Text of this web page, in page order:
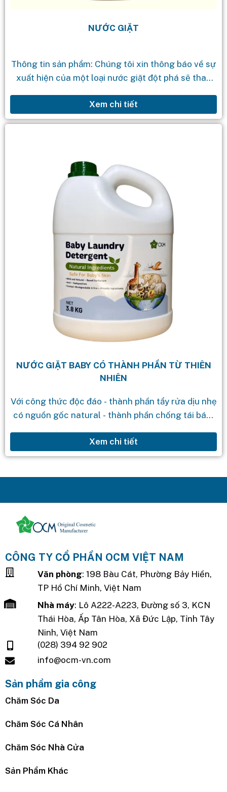
NƯỚC GIẶT
Thông tin sản phẩm: Chúng tôi xin thông báo về sự
xuất hiện của một loại nước giặt đột phá sẽ thay
Xem chi tiết
NƯỚC GIẶT BABY CÓ THÀNH PHẦN TỪ THIÊN
NHIÊN
Với công thức độc đáo - thành phần tẩy rửa dịu nhẹ
có nguồn gốc natural - thành phần chống tái bám
Xem chi tiết
CÔNG TY CỔ PHẦN OCM VIỆT NAM
Văn phòng: 198 Bàu Cát, Phường Bảy Hiền,
TP Hồ Chí Minh, Việt Nam
Nhà máy: Lô A222-A223, Đường số 3, KCN
Thái Hòa, Ấp Tân Hòa, Xã Đức Lập, Tỉnh Tây
Ninh, Việt Nam
(028) 394 92 902
info@ocm-vn.com
Sản phẩm gia công
Chăm Sóc Da
Chăm Sóc Cá Nhân
Chăm Sóc Nhà Cửa
Sản Phẩm Khác